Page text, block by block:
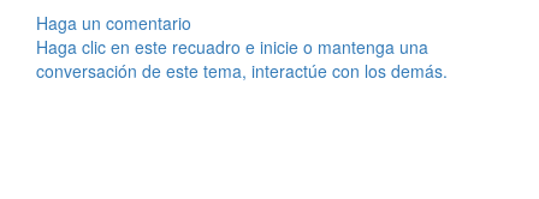
Haga un comentario
Haga clic en este recuadro e inicie o mantenga una
conversación de este tema, interactúe con los demás.